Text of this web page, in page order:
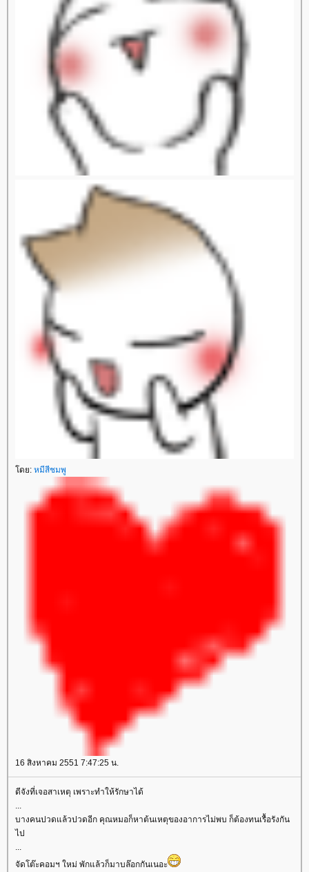
ดย: หมีสีชมพู
16 สิงหาคม 2551 7:47:25 น.
ดีจังที่เจอสาเหตุ เพราะทำให้รักษาได้
บางคนปวดแล้วปวดอีก คุณหมอก็หาต้นเหตุของอาการไม่พบ ก็ต้องทนเรื้อรังกัน
ไป
จัดโต๊ะคอมฯ ใหม่ พักแล้วก็มาบล๊อกกันเนอะ